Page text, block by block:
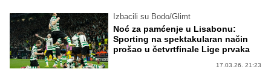
Izbacili su Bodo/Glimt
Noć za pamćenje u Lisabonu:
Sporting na spektakularan način
prošao u četvrtfinale Lige prvaka
17.03.26. 21:23